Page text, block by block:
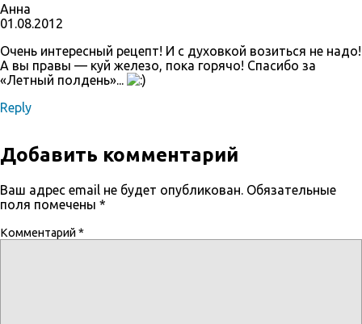
Анна
01.08.2012
Очень интересный рецепт! И с духовкой возиться не надо!
А вы правы — куй железо, пока горячо! Спасибо за
«Летный полдень»...
Reply
Добавить комментарий
Ваш адрес email не будет опубликован. Обязательные
поля помечены *
Комментарий*